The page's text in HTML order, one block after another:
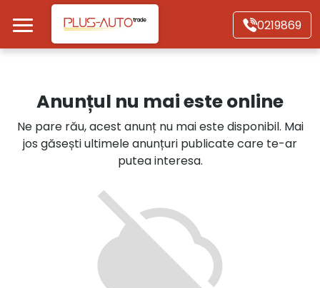
Mergi direct la conținutul principal
0219869
Autoturisme
Motociclete
Autoutilitare
Alte tipuri vehicule
Anunțul nu mai este online
Ne pare rău, acest anunț nu mai este disponibil. Mai
jos găsești ultimele anunțuri publicate care te-ar
putea interesa.